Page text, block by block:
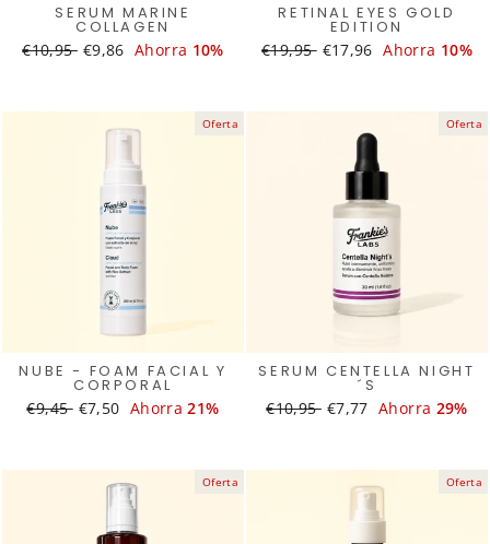
SERUM MARINE
COLLAGEN
Translation
€10,95 Translation
€9,86 Ahorra 10%
RETINAL EYES GOLD
EDITION
Translation
€19,95 Translation
€17,96 Ahorra 10%
Oferta
NUBE - FOAM FACIAL Y
CORPORAL
Translation
€9,45 Translation
€7,50 Ahorra21%
Oferta
SERUM CENTELLA NIGHT
´S
Translation
€10,95 Translation
€7,77 Ahorra 29%
Oferta Oferta